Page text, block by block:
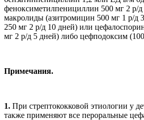
феноксиметилпенициллин 500 мг 2 р/д
макролиды (азитромицин 500 мг 1 р/д
250 мг 2 р/д 10 дней) или
мг 2 р/д 5 дней) либо цефподоксим
Примечания.
1. При стрептококковой этиологии у
также применяют все пероральные